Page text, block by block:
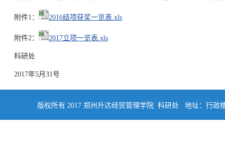
附件1： 2016结项获奖一览表.xls
附件2： 2017立项一览表.xls
科研处
2017年5月31号
版权所有 2017 郑州升达经贸管理学院 科研处 地址：行政